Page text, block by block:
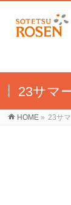
23サマ
HOME » 23サ